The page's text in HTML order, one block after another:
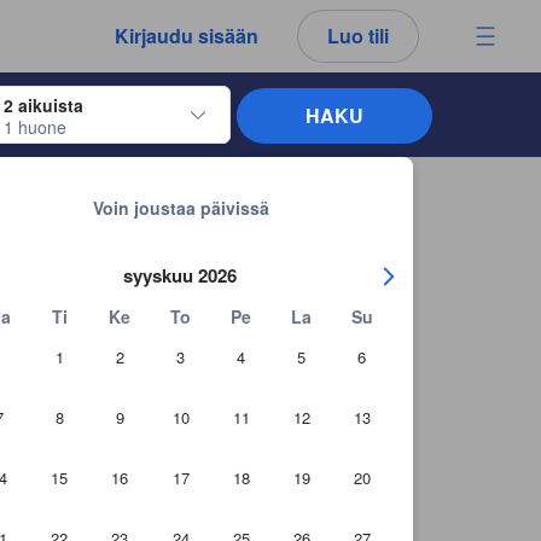
Kirjaudu sisään Luo tili
2 aikuista
1 huone
siirtyäksesi haluamiesi sisään- ja uloskirjautumispäivien
Voin joustaa päivissä
syyskuu 2026
Ti Ke To Pe La Su
1 2 3 4 5 6
8 9 10 11 12 13
15 16 17 18 19 20
HAKU
arvostelut ja kommentit ovat aina aitoja.